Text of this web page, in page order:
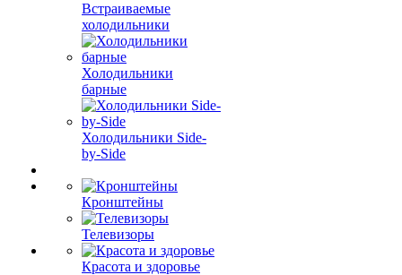
Встраиваемые
холодильники
Холодильники
барные
Холодильники Side-
by-Side
Кронштейны
Телевизоры
Красота и здоровье